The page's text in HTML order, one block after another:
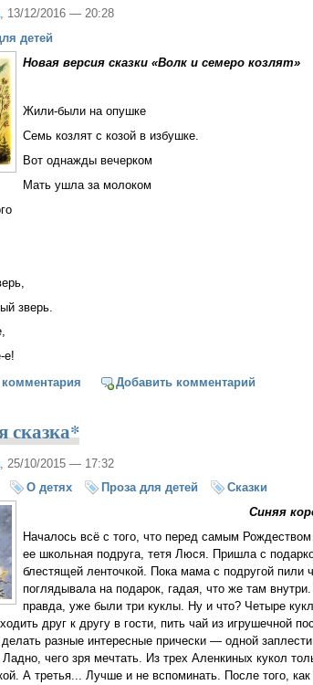
, 13/12/2016 — 20:28
детей
Новая версия сказки «Волк и семеро козлят»
Жили-были на опушке
Семь козлят с козой в избушке.
Вот однажды вечерком
Мать ушла за молоком
зверь.
е!
козлята
комментария Добавить комментарий
сказка*
, 25/10/2015 — 17:32
О детях Проза для детей
Сказки
Синяя
Началось всё с того, что перед самым
ее школьная подруга, тетя Люся. Пришла с
блестящей ленточкой. Пока мама с подругой
поглядывала на подарок, гадая, что же там
правда, уже были три куклы. Ну и что? Четыре
друг к другу в гости, пить чай из игрушечной
разные интересные прически — одной заплести
Ладно, чего зря мечтать. Из трех Аленкиных кукол
А третья... Лучше и не вспоминать. После того,